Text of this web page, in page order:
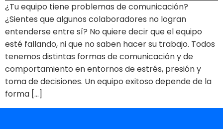
¿Tu equipo tiene problemas de comunicación?
¿Sientes que algunos colaboradores no logran
entenderse entre sí? No quiere decir que el equipo
esté fallando, ni que no saben hacer su trabajo. Todos
tenemos distintas formas de comunicación y de
comportamiento en entornos de estrés, presión y
toma de decisiones. Un equipo exitoso depende de la
forma […]